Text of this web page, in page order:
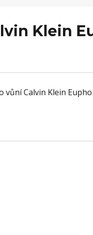
Klein